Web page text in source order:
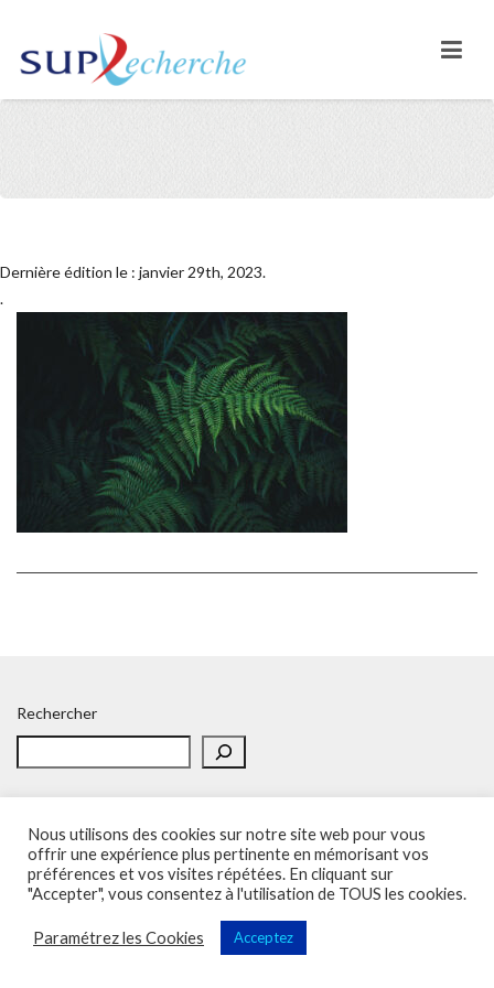
Dernière édition le : janvier 29th, 2023.
.
Rechercher
Accueil Politique de confidentialité Adhésion
Contacts
SOS – Demande d’aide
Politique de confidentialité
Sup'Recherche - UNSA 2023 (illustrations de Freepik)
Vega Wordpress Theme byLyraThemes
Nous utilisons des cookies sur notre site web pour vous
offrir une expérience plus pertinente en mémorisant vos
préférences et vos visites répétées. En cliquant sur
"Accepter", vous consentez à l'utilisation de TOUS les cookies.
Paramétrez les Cookies Acceptez